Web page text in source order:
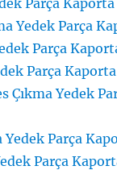
Yedek Parça
Parça
Parça Kaporta
Çıkma Yedek
Yedek Parça
Parça